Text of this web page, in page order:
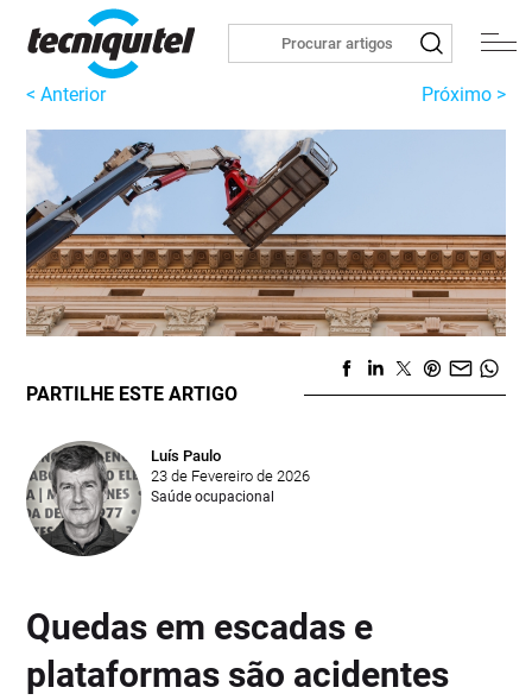
< Anterior Próximo >
PARTILHE ESTE ARTIGO
Luís Paulo
23 de Fevereiro de 2026
Saúde ocupacional
Quedas em escadas e
plataformas são acidentes